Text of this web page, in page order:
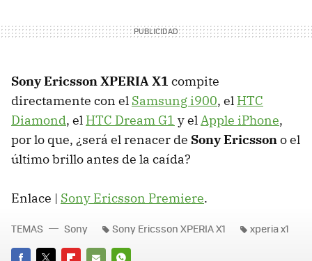
Sony Ericsson XPERIA X1 compite
directamente con el Samsung i900, el HTC
Diamond, el HTC Dream G1 y elApple iPhone,
por lo que, ¿será el renacer de Sony Ericssono el
último brillo antes de la caída?
Enlace | Sony Ericsson Premiere.
TEMAS Sony Sony Ericsson XPERIA X1 xperia x1